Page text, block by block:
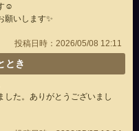
☺️
願いします✨
投稿日時：2026/05/08 12:11
とき
した。ありがとうございまし